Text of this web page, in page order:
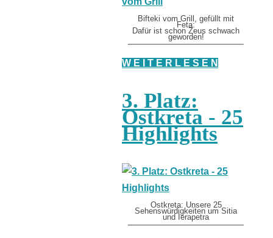
Bifteki vom Grill, gefüllt mit
Feta:
Dafür ist schon Zeus schwach
geworden!
W E I T E R L E S E N
3. Platz:
Ostkreta - 25
Highlights
Ostkreta: Unsere 25
Sehenswürdigkeiten um Sitia
und Ierapetra